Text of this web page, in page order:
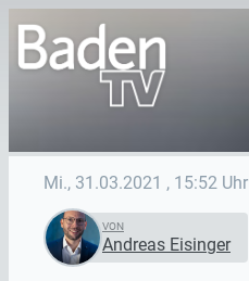
Mi., 31.03.2021 , 15:52 Uhr
VON
Andreas Eisinger